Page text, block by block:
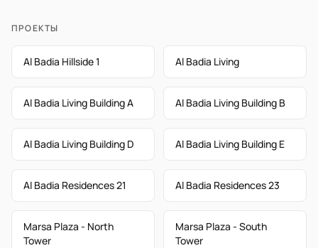
ПРОЕКТЫ
Al Badia Hillside 1 Al Badia Living
Al Badia Living Building A Al Badia Living Building B
Al Badia Living Building D Al Badia Living Building E
Al Badia Residences 21 Al Badia Residences 23
Marsa Plaza - North
Tower
Marsa Plaza - South
Tower